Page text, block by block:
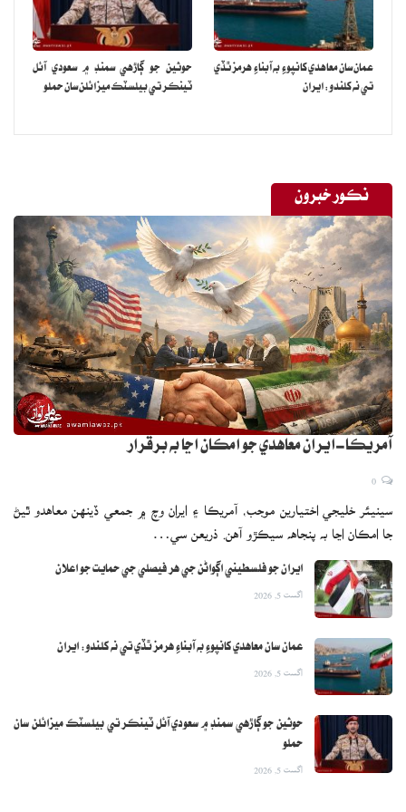
عمان سان معاهدي کانپوءِ به آبناءِ هرمز ٿڏي
تي نه کلندو: ايران
حوثين جو ڳاڙهي سمنڊ ۾ سعودي آئل
ٽينڪر تي بيلسٽڪ ميزائلن سان حملو
نڪور خبرون
آمريڪا-ايران معاهدي جو امڪان اڃا به برقرار
سينيئر خليجي اختيارين موجب، آمريڪا ۽ ايران وچ ۾ جمعي ڏينهن معاهدو ٿيڻ
جا امڪان اڃا به پنجاهه سيڪڙو آهن. ذريعن سي…
ايران جو فلسطيني اڳواڻن جي هر فيصلي جي حمايت جو اعلان
اگست 5, 2026
عمان سان معاهدي کانپوءِ به آبناءِ هرمز ٿڏي تي نه کلندو: ايران
اگست 5, 2026
حوثين جو ڳاڙهي سمنڊ ۾ سعودي آئل ٽينڪر تي بيلسٽڪ ميزائلن سان
حملو
اگست 5, 2026